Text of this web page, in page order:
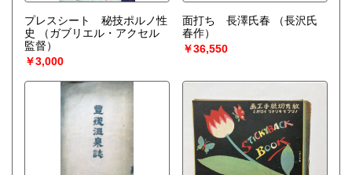
プレスシート 秘技ポルノ性
史
（ガブリエル・アクセル
監督）
￥3,000
面打ち 長澤氏春
（長沢氏
春作）
￥36,550